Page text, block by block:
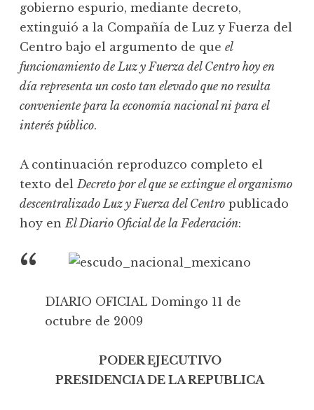
gobierno espurio, mediante decreto,
extinguió a la Compañía de Luz y Fuerza del
Centro bajo el argumento de que el
funcionamiento de Luz y Fuerza del Centro hoy en
día representa un costo tan elevado que no resulta
conveniente para la economía nacional ni para el
interés público.
A continuación reproduzco completo el
texto delDecreto por el que se extingue el organismo
descentralizado Luz y Fuerza del Centro publicado
hoy enEl Diario Oficial de la Federación:
DIARIO OFICIAL Domingo 11 de
octubre de 2009
PODER EJECUTIVO
PRESIDENCIA DE LA REPUBLICA